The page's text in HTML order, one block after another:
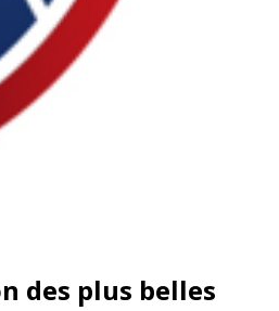
des plus belles